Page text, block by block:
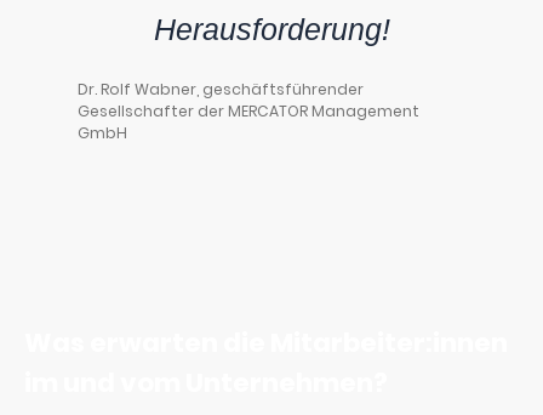
Herausforderung!
Dr. Rolf Wabner, geschäftsführender
Gesellschafter der MERCATOR Management
GmbH